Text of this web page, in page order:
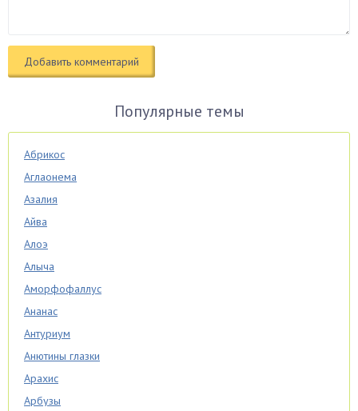
Популярные темы
Абрикос
Аглаонема
Азалия
Айва
Алоэ
Алыча
Аморфофаллус
Ананас
Антуриум
Анютины глазки
Арахис
Арбузы